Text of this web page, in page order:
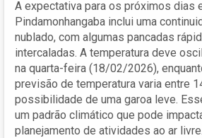
A expectativa para os próximos dias
Pindamonhangaba inclui uma
nublado, com algumas pancadas
intercaladas. A temperatura deve
na quarta-feira (18/02/2026),
previsão de temperatura varia entre
possibilidade de uma garoa leve.
um padrão climático que pode
planejamento de atividades ao ar livre.